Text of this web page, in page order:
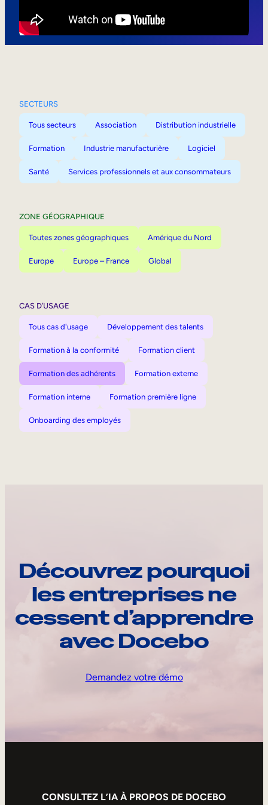
SECTEURS
Tous secteurs Association Distribution industrielle
Formation Industrie manufacturière Logiciel
Santé Services professionnels et aux consommateurs
ZONE GÉOGRAPHIQUE
Toutes zones géographiques Amérique du Nord
Europe Europe – France Global
CAS D’USAGE
Tous cas d'usage Développement des talents
Formation à la conformité Formation client
Formation des adhérents Formation externe
Formation interne Formation première ligne
Onboarding des employés
Découvrez pourquoi
les entreprises ne
cessent d’apprendre
avec Docebo
Demandez votre démo
CONSULTEZ L’IA À PROPOS DE DOCEBO